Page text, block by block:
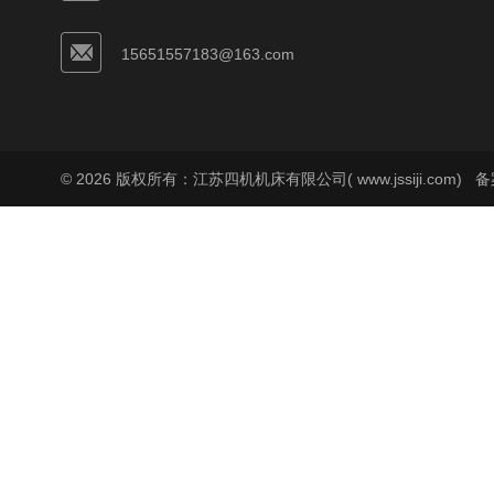
15651557183@163.com
© 2026 版权所有：江苏四机机床有限公司( www.jssiji.com) 备